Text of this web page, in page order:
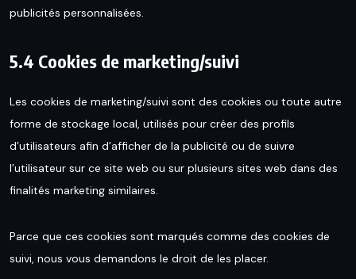
publicités personnalisées.
5.4 Cookies de marketing/suivi
Les cookies de marketing/suivi sont des cookies ou toute autre
forme de stockage local, utilisés pour créer des profils
d’utilisateurs afin d’afficher de la publicité ou de suivre
l’utilisateur sur ce site web ou sur plusieurs sites web dans des
finalités marketing similaires.
Parce que ces cookies sont marqués comme des cookies de
suivi, nous vous demandons le droit de les placer.